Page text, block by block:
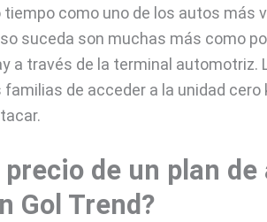
como uno de los autos más
suceda son muchas más como
a través de la terminal automotriz.
de acceder a la unidad
precio de un plan de
Gol Trend?